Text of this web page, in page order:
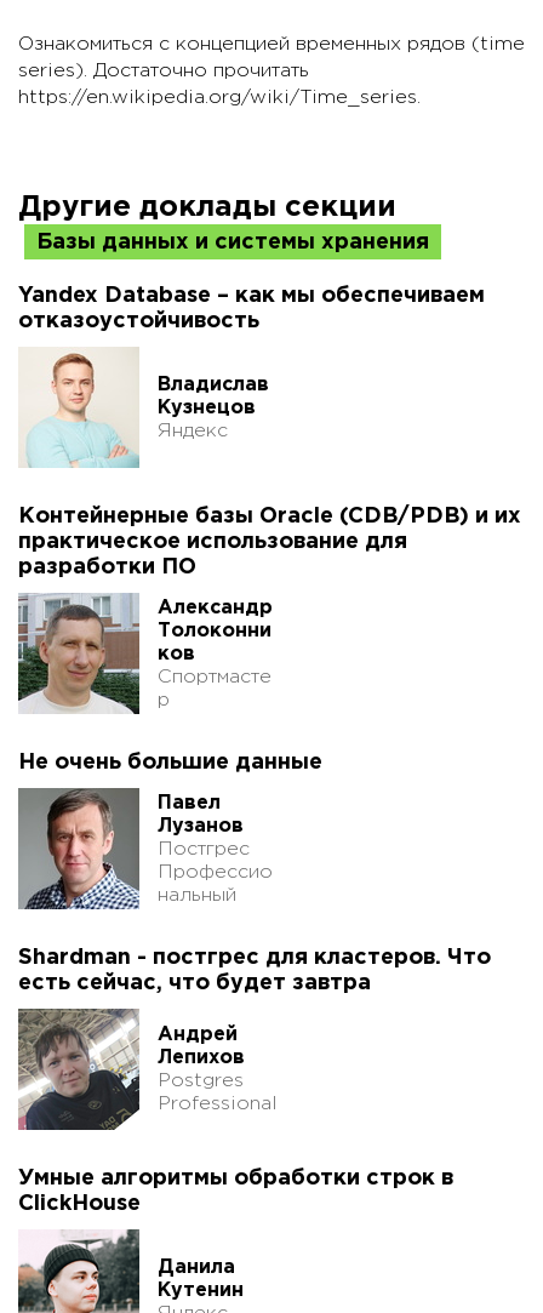
Ознакомиться с концепцией временных рядов (time
series). Достаточно прочитать
https://en.wikipedia.org/wiki/Time_series.
Другие доклады секции
Базы данных и системы хранения
Yandex Database – как мы обеспечиваем
отказоустойчивость
Владислав
Кузнецов
Яндекс
Контейнерные базы Oracle (CDB/PDB) и их
практическое использование для
разработки ПО
Александр
Толоконни
ков
Спортмасте
р
Не очень большие данные
Павел
Лузанов
Постгрес
Профессио
нальный
Shardman - постгрес для кластеров. Что
есть сейчас, что будет завтра
Андрей
Лепихов
Postgres
Professional
Умные алгоритмы обработки строк в
ClickHouse
Данила
Кутенин